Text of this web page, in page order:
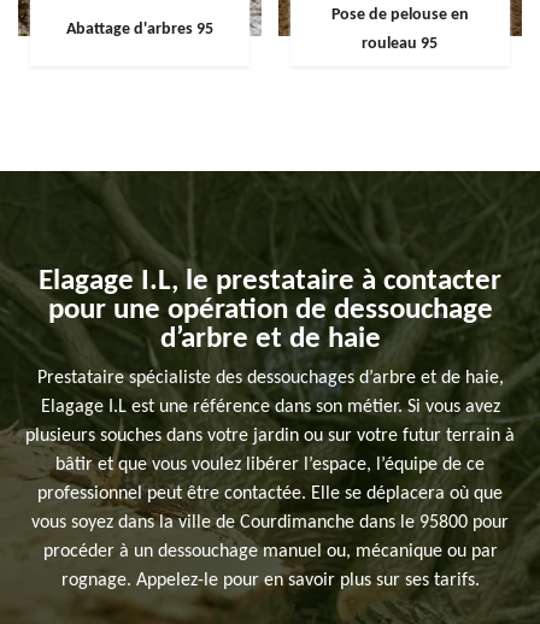
Abattage d'arbres 95
Pose de pelouse en
rouleau 95
Elagage I.L, le prestataire à contacter
pour une opération de dessouchage
d’arbre et de haie
Prestataire spécialiste des dessouchages d’arbre et de haie,
Elagage I.L est une référence dans son métier. Si vous avez
plusieurs souches dans votre jardin ou sur votre futur terrain à
bâtir et que vous voulez libérer l’espace, l’équipe de ce
professionnel peut être contactée. Elle se déplacera où que
vous soyez dans la ville de Courdimanche dans le 95800 pour
procéder à un dessouchage manuel ou, mécanique ou par
rognage. Appelez-le pour en savoir plus sur ses tarifs.